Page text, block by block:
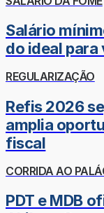
Salário
do ideal
REGULARIZAÇÃO
Refis 2026
amplia
fiscal
CORRIDA AO
PDT e MDB